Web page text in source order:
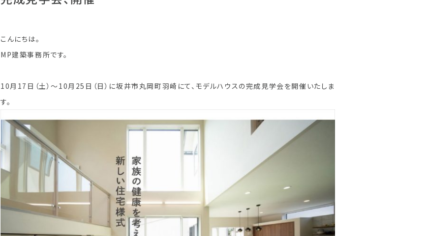
こんにちは。
MP建築事務所です。
10月17日（土）～10月25日（日）に坂井市丸岡町羽崎にて、モデルハウスの完成見学会を開催いたしま
す。